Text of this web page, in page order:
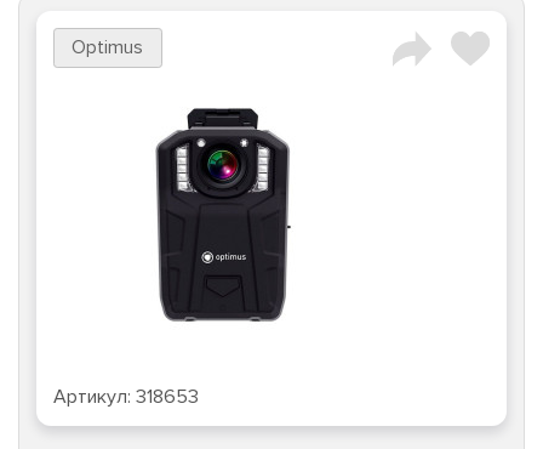
Optimus
Артикул: 318653